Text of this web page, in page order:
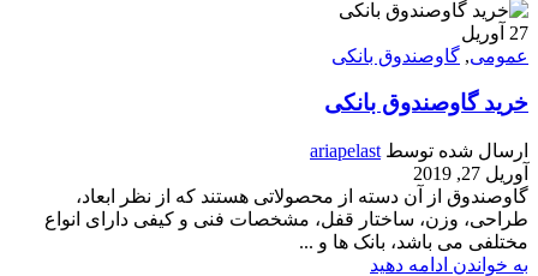
27 آوریل
عمومی, گاوصندوق بانکی
خرید گاوصندوق بانکی
ارسال شده توسط ariapelast
آوریل 27, 2019
گاوصندوق از آن دسته از محصولاتی هستند که از نظر ابعاد،
طراحی، وزن، ساختار قفل، مشخصات فنی و کیفی دارای انواع
مختلفی می باشد، بانک ها و ...
به خواندن ادامه دهید